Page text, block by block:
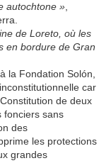
autochtone »
de Loreto, où les
en bordure de Gran
la Fondation Solón,
car
de deux
fonciers sans
des
les protections
grandes